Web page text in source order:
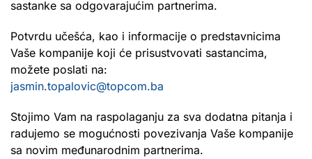
sastanke sa odgovarajućim partnerima.
Potvrdu učešća, kao i informacije o predstavnicima
Vaše kompanije koji će prisustvovati sastancima,
možete poslati na:
jasmin.topalovic@topcom.ba
Stojimo Vam na raspolaganju za sva dodatna pitanja i
radujemo se mogućnosti povezivanja Vaše kompanije
sa novim međunarodnim partnerima.